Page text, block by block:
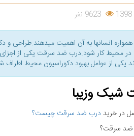
انسانها به آن اهمیت میدهند.طراحی و
در محیط کار شود.درب ضد سرقت یکی از
از عوامل بهبود دکوراسیون محیط اطراف
وزیبا
در خرید درب ضد سرقت چیست؟
ضد سرقت؟